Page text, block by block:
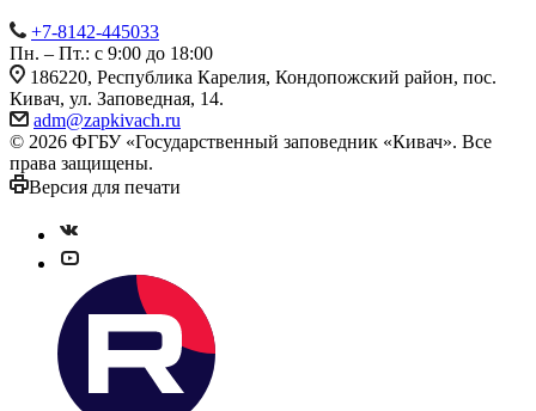
+7-8142-445033
Пн. – Пт.: с 9:00 до 18:00
186220, Республика Карелия, Кондопожский район, пос.
Кивач, ул. Заповедная, 14.
adm@zapkivach.ru
© 2026 ФГБУ «Государственный заповедник «Кивач». Все
права защищены.
Версия для печати